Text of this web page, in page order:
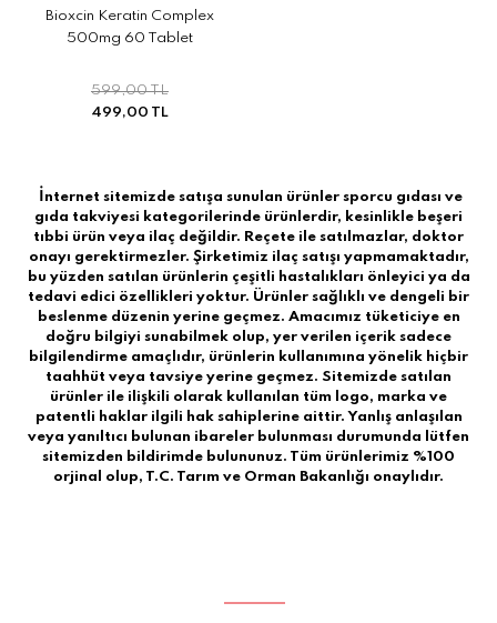
Bioxcin Keratin Complex
500mg 60 Tablet
499,00 TL
599,00 TL
İnternet sitemizde satışa sunulan ürünler sporcu gıdası ve
gıda takviyesi kategorilerinde ürünlerdir, kesinlikle beşeri
tıbbi ürün veya ilaç değildir. Reçete ile satılmazlar, doktor
onayı gerektirmezler. Şirketimiz ilaç satışı yapmamaktadır,
bu yüzden satılan ürünlerin çeşitli hastalıkları önleyici ya da
tedavi edici özellikleri yoktur. Ürünler sağlıklı ve dengeli bir
beslenme düzenin yerine geçmez. Amacımız tüketiciye en
doğru bilgiyi sunabilmek olup, yer verilen içerik sadece
bilgilendirme amaçlıdır, ürünlerin kullanımına yönelik hiçbir
taahhüt veya tavsiye yerine geçmez. Sitemizde satılan
ürünler ile ilişkili olarak kullanılan tüm logo, marka ve
patentli haklar ilgili hak sahiplerine aittir. Yanlış anlaşılan
veya yanıltıcı bulunan ibareler bulunması durumunda lütfen
sitemizden bildirimde bulununuz. Tüm ürünlerimiz %100
orjinal olup, T.C. Tarım ve Orman Bakanlığı onaylıdır.